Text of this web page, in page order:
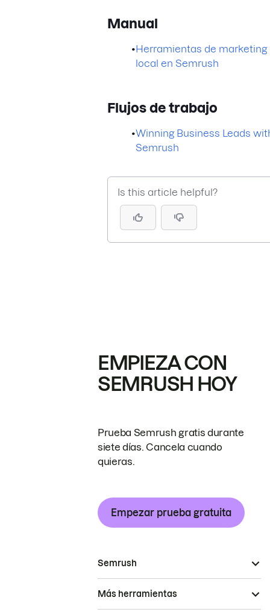
Manual
•Herramientas de marketing
local en Semrush
Flujos de trabajo
•Winning Business Leads
Semrush
Is this article helpful?
EMPIEZA CON
SEMRUSH HOY
Prueba Semrush gratis durante
siete días. Cancela cuando
quieras.
Empezar prueba gratuita
Semrush
Más herramientas